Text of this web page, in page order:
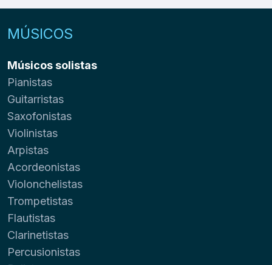
MÚSICOS
Músicos solistas
Pianistas
Guitarristas
Saxofonistas
Violinistas
Arpistas
Acordeonistas
Violonchelistas
Trompetistas
Flautistas
Clarinetistas
Percusionistas